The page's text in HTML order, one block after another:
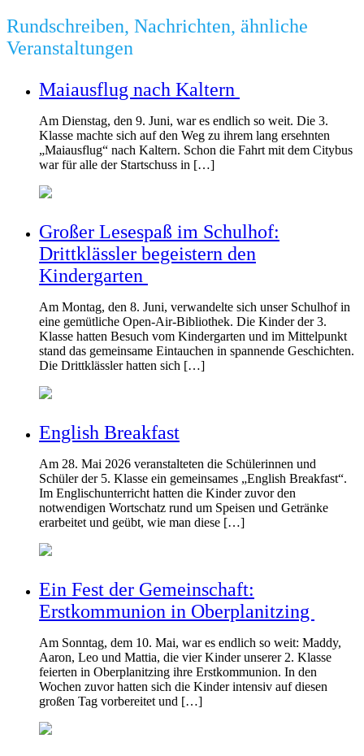
Rundschreiben, Nachrichten, ähnliche
Veranstaltungen
Maiausflug nach Kaltern
Am Dienstag, den 9. Juni, war es endlich so weit. Die 3.
Klasse machte sich auf den Weg zu ihrem lang ersehnten
„Maiausflug“ nach Kaltern. Schon die Fahrt mit dem Citybus
war für alle der Startschuss in […]
Großer Lesespaß im Schulhof:
Drittklässler begeistern den
Kindergarten
Am Montag, den 8. Juni, verwandelte sich unser Schulhof in
eine gemütliche Open-Air-Bibliothek. Die Kinder der 3.
Klasse hatten Besuch vom Kindergarten und im Mittelpunkt
stand das gemeinsame Eintauchen in spannende Geschichten.
Die Drittklässler hatten sich […]
English Breakfast
Am 28. Mai 2026 veranstalteten die Schülerinnen und
Schüler der 5. Klasse ein gemeinsames „English Breakfast“.
Im Englischunterricht hatten die Kinder zuvor den
notwendigen Wortschatz rund um Speisen und Getränke
erarbeitet und geübt, wie man diese […]
Ein Fest der Gemeinschaft:
Erstkommunion in Oberplanitzing
Am Sonntag, dem 10. Mai, war es endlich so weit: Maddy,
Aaron, Leo und Mattia, die vier Kinder unserer 2. Klasse
feierten in Oberplanitzing ihre Erstkommunion. In den
Wochen zuvor hatten sich die Kinder intensiv auf diesen
großen Tag vorbereitet und […]